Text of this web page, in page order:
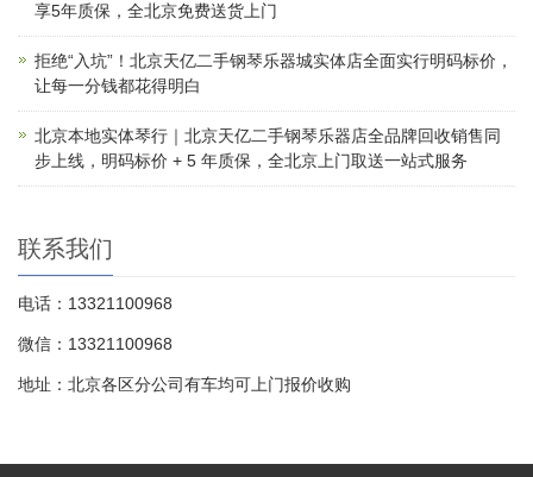
享5年质保，全北京免费送货上门
拒绝“入坑”！北京天亿二手钢琴乐器城实体店全面实行明码标价，
让每一分钱都花得明白
北京本地实体琴行｜北京天亿二手钢琴乐器店全品牌回收销售同
步上线，明码标价 + 5 年质保，全北京上门取送一站式服务
联系我们
电话：13321100968
微信：13321100968
地址：北京各区分公司有车均可上门报价收购